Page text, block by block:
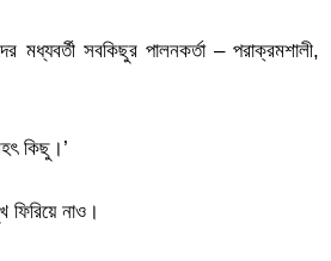
মধ্যবর্তী সবকিছুর পালনকর্তা – পরাক্রমশালী,
কিছু।’
নাও।